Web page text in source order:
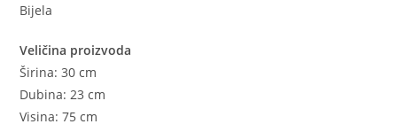
Bijela
Veličina proizvoda
Širina: 30 cm
Dubina: 23 cm
Visina: 75 cm